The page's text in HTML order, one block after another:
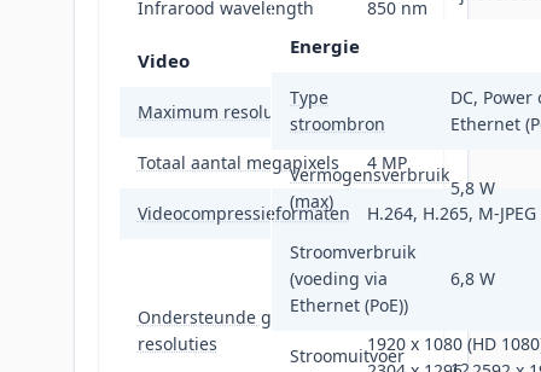
Infrarood wavelength 850 nm
Video
Maximum resolutie 2592 x 1944 Pixels
Totaal aantal megapixels 4 MP
Videocompressieformaten H.264, H.265, M-JPEG
Ondersteunde grafische
resoluties
320 x 240, 360 x 240,
x 360, 640 x 480
1280 x 720 (HD 720),
1920 x 1080 (HD
Energie
Type
stroombron
DC, Power
Ethernet
Vermogensverbruik
(max)
5,8 W
Stroomverbruik
(voeding via
Ethernet (PoE))
6,8 W
Stroomuitvoer